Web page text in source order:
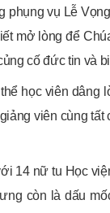
vụ Lễ
mở lòng để
cố đức tin và
học viên
viên cùng
14 nữ tu Học
còn là dấu